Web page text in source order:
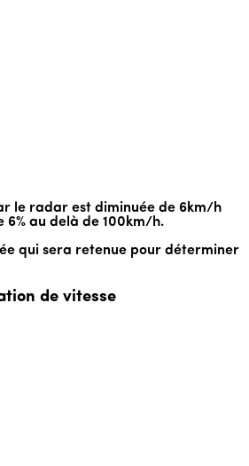
le radar est diminuée de 6km/h
6% au delà de 100km/h.
qui sera retenue pour déterminer
de vitesse